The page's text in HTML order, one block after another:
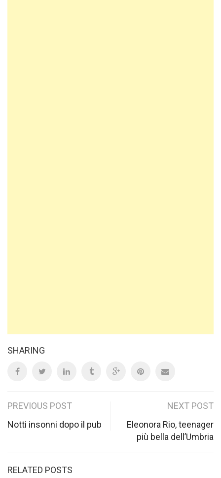
SHARING
Post
navigation
PREVIOUS POST
Notti insonni dopo il pub
NEXT POST
Eleonora Rio, teenager
più bella dell’Umbria
RELATED POSTS